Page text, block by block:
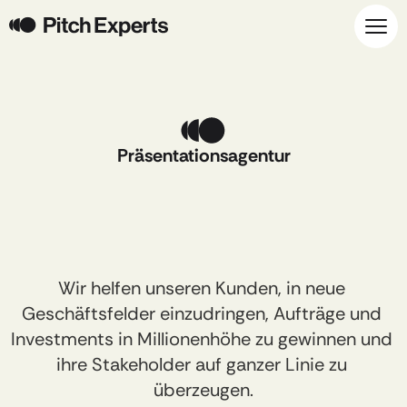
Präsentationsagentur
Wir helfen unseren Kunden, in neue
Geschäftsfelder einzudringen, Aufträge und
Investments in Millionenhöhe zu gewinnen und
ihre Stakeholder auf ganzer Linie zu
überzeugen.